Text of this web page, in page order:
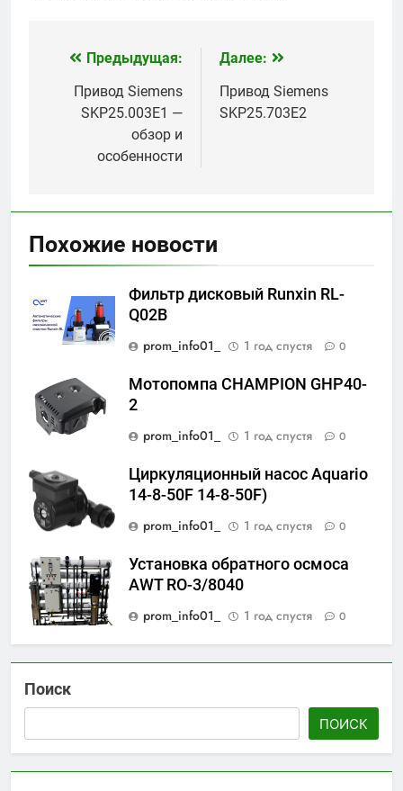
Навигация
записям
Предыдущая:
Привод Siemens
SKP25.003E1 —
обзор и
особенности
Далее:
Привод Siemens
SKP25.703E2
Похожие новости
Фильтр дисковый Runxin RL-
Q02B
prom_info01_
1 год спустя 0
Мотопомпа CHAMPION GHP40-
2
prom_info01_
1 год спустя 0
Циркуляционный насос Aquario
14-8-50F 14-8-50F)
prom_info01_
1 год спустя 0
Установка обратного осмоса
AWT RO-3/8040
prom_info01_
1 год спустя 0
Поиск
ПОИСК